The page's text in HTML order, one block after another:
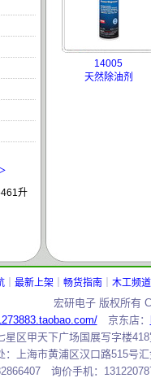
升
14005
天然除油剂
最新上架 畅货指南 木工频道
宏研电子 版权所有
京东店：
星区甲天下广场国展写字楼
：上海市黄浦区汉口路515
询价手机：